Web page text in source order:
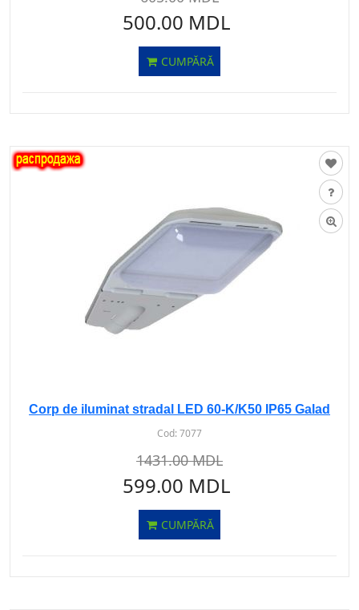
500.00 MDL
CUMPĂRĂ
Corp de iluminat stradal LED 60-K/K50 IP65 Galad
Cod:7077
1431.00 MDL
599.00 MDL
CUMPĂRĂ